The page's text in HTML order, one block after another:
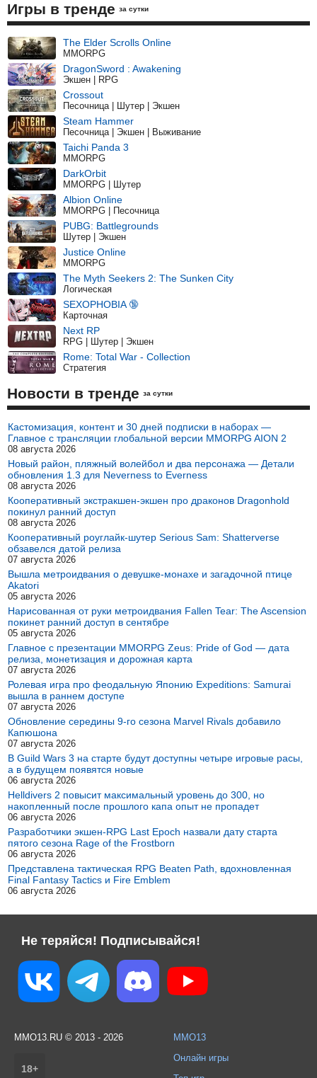
Игры в тренде за сутки
The Elder Scrolls Online
MMORPG
DragonSword : Awakening
Экшен | RPG
Crossout
Песочница | Шутер | Экшен
Steam Hammer
Песочница | Экшен | Выживание
Taichi Panda 3
MMORPG
DarkOrbit
MMORPG | Шутер
Albion Online
MMORPG | Песочница
PUBG: Battlegrounds
Шутер | Экшен
Justice Online
MMORPG
The Myth Seekers 2: The Sunken City
Логическая
SEXOPHOBIA 🔞
Карточная
Next RP
RPG | Шутер | Экшен
Rome: Total War - Collection
Стратегия
Новости в тренде за сутки
Кастомизация, контент и 30 дней подписки в наборах —
Главное с трансляции глобальной версии MMORPG AION 2
08 августа 2026
Новый район, пляжный волейбол и два персонажа — Детали
обновления 1.3 для Neverness to Everness
08 августа 2026
Кооперативный экстракшен-экшен про драконов Dragonhold
покинул ранний доступ
08 августа 2026
Кооперативный роуглайк-шутер Serious Sam: Shatterverse
обзавелся датой релиза
07 августа 2026
Вышла метроидвания о девушке-монахе и загадочной птице
Akatori
05 августа 2026
Нарисованная от руки метроидвания Fallen Tear: The Ascension
покинет ранний доступ в сентябре
05 августа 2026
Главное с презентации MMORPG Zeus: Pride of God — дата
релиза, монетизация и дорожная карта
07 августа 2026
Ролевая игра про феодальную Японию Expeditions: Samurai
вышла в раннем доступе
07 августа 2026
Обновление середины 9-го сезона Marvel Rivals добавило
Капюшона
07 августа 2026
В Guild Wars 3 на старте будут доступны четыре игровые расы,
а в будущем появятся новые
06 августа 2026
Helldivers 2 повысит максимальный уровень до 300, но
накопленный после прошлого капа опыт не пропадет
06 августа 2026
Разработчики экшен-RPG Last Epoch назвали дату старта
пятого сезона Rage of the Frostborn
06 августа 2026
Представлена тактическая RPG Beaten Path, вдохновленная
Final Fantasy Tactics и Fire Emblem
06 августа 2026
Не теряйся! Подписывайся!
MMO13.RU © 2013 - 2026
18+
MMO13
Онлайн игры